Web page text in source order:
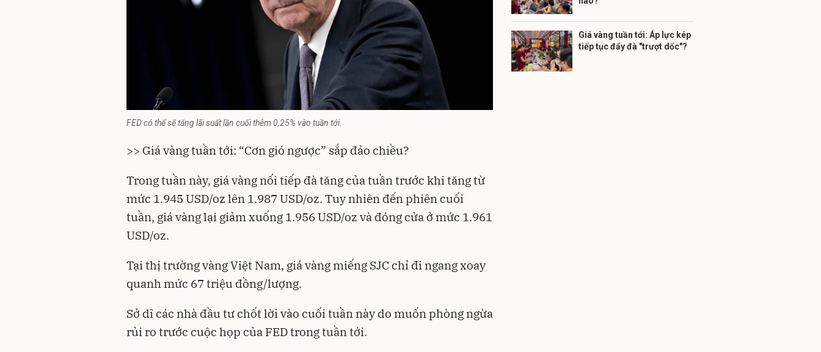
FED có thể sẽ tăng lãi suất lần cuối thêm 0,25% vào tuần tới.
>> Giá vàng tuần tới: “Cơn gió ngược” sắp đảo chiều?
Trong tuần này, giá vàng nối tiếp đà tăng của tuần trước khi tăng từ
mức 1.945 USD/oz lên 1.987 USD/oz. Tuy nhiên đến phiên cuối
tuần, giá vàng lại giảm xuống 1.956 USD/oz và đóng cửa ở mức 1.961
USD/oz.
Tại thị trường vàng Việt Nam, giá vàng miếng SJC chỉ đi ngang xoay
quanh mức 67 triệu đồng/lượng.
Sở dĩ các nhà đầu tư chốt lời vào cuối tuần này do muốn phòng ngừa
rủi ro trước cuộc họp của FED trong tuần tới.
Giá vàng tuần tới: Áp lực kép
tiếp tục đẩy đà "trượt dốc"?